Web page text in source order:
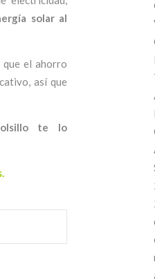
solar al
el ahorro
así que
te lo